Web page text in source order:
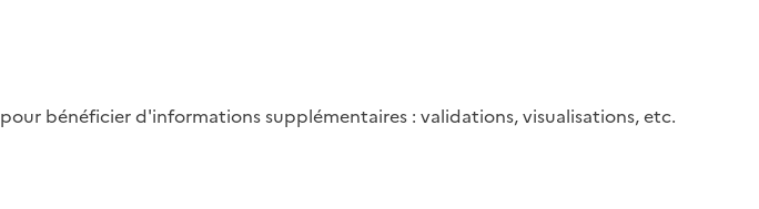
pour bénéficier d'informations supplémentaires : validations, visualisations, etc.